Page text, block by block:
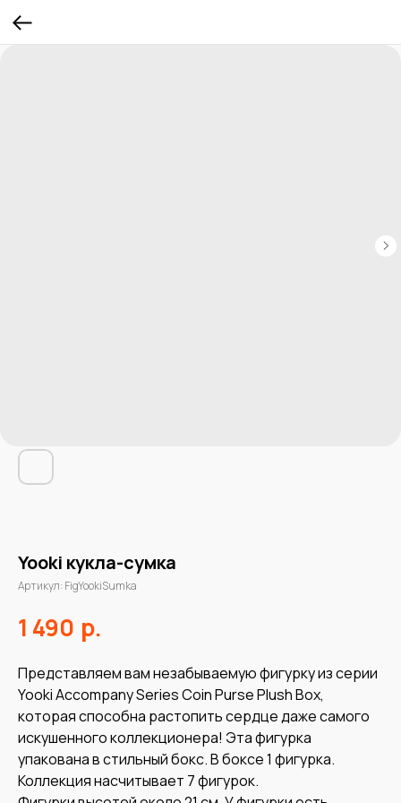
Yooki кукла-сумка
Артикул: FigYookiSumka
1 490 р.
Представляем вам незабываемую фигурку из серии
Yooki Accompany Series Coin Purse Plush Box,
которая способна растопить сердце даже самого
искушенного коллекционера! Эта фигурка
упакована в стильный бокс. В боксе 1 фигурка.
Коллекция насчитывает 7 фигурок.